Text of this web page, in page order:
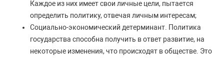
Каждое из них имеет свои личные цели, пытается
определить политику, отвечая личным интересам;
Социально-экономический детерминант. Политика
государства способна получить в ответ развитие, на
некоторые изменения, что происходят в обществе. Это